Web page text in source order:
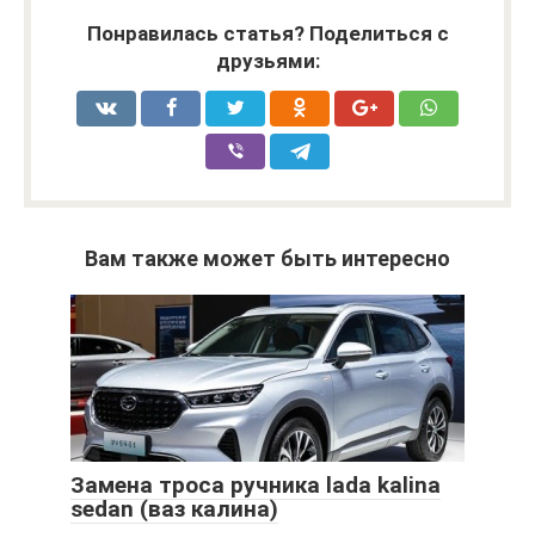
Понравилась статья? Поделиться с
друзьями:
Вам также может быть интересно
Замена троса ручника lada kalina
sedan (ваз калина)